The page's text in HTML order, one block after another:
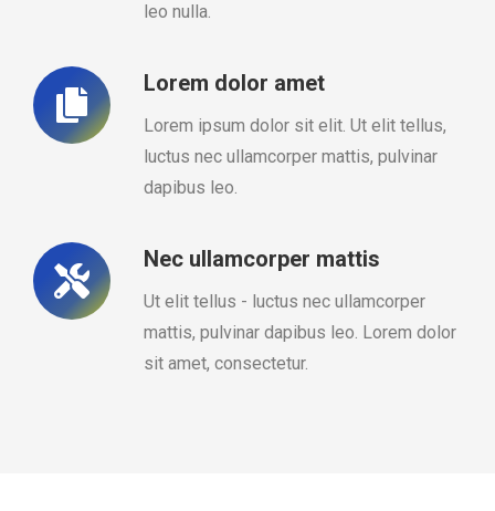
leo nulla.
Lorem dolor amet
Lorem ipsum dolor sit elit. Ut elit tellus,
luctus nec ullamcorper mattis, pulvinar
dapibus leo.
Nec ullamcorper mattis
Ut elit tellus - luctus nec ullamcorper
mattis, pulvinar dapibus leo. Lorem dolor
sit amet, consectetur.